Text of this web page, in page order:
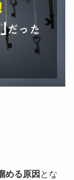
める原因 とな